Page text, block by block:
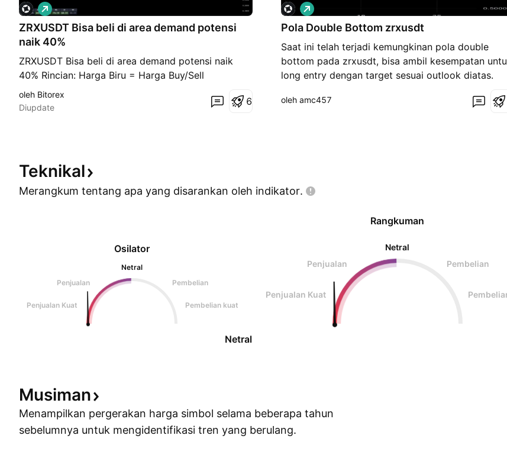
ZRXUSDT Bisa beli di area demand potensi
naik 40%
ZRXUSDT Bisa beli di area demand potensi naik
40% Rincian: Harga Biru = Harga Buy/Sell
(tergantung posisi SL jika posisinya di atas harga
Biru berarti Sell dan jika SL di bawah garis biru
P
e
m
e
l
i
a
oleh Bitorex
Diupdate
6
Pola Double Bottom zrxusdt
Saat ini telah terjadi kemungkinan pola double
bottom pada zrxusdt, bisa ambil kesempatan
long entry dengan target sesuai outlook diatas.
P
e
m
e
i
a
oleh amc457
Teknikal
Merangkum tentang apa yang disarankan oleh indikator.
Osilator
Netral
Penjualan
Pembelian
Penjualan Kuat Pembelian kuat
Netral
Rangkuman
Netral
Penjualan
Pembelian
Penjualan Kuat
Musiman
Menampilkan pergerakan harga simbol selama beberapa tahun
sebelumnya untuk mengidentifikasi tren yang berulang.